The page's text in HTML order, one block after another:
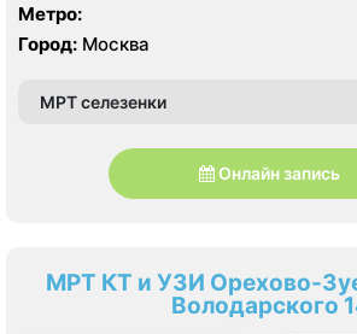
Метро:
Город: Москва
МРТ селезенки
Онлайн запись
МРТ КТ и УЗИ Орехово-
Володарского